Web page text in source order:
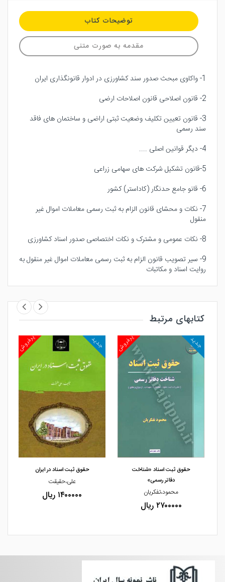
توضیحات کتاب
مقدمه به صورت متنی
1- واکاوی مبحث صدور سند کشاورزی در ادوار قانونگذاری ایران
2- قانون اصلاحی قانون اصلاحات ارضی
3- قانون تعیین تکلیف وضعیت ثبتی اراضی و ساختمان های فاقد
سند رسمی
4- دیگر قوانین اصلی ....
5-قانون تشکیل شرکت های سهامی زراعی
6- قانو جامع حدنگار (کاداستر) کشور
7- نکات و محشای قانون الزام به ثبت رسمی معاملات اموال غیر
منقول
8- نکات عمومی و مشترک و نکات اختصاصی صدور اسناد کشاورزی
9- سیر تصویب قانون الزام به ثبت رسمی معاملات اموال غیر منقول به
روایت اسناد و مکاتبات
کتابهای مرتبط
مشاهده و خرید
پرفروش جدید
مشاهده و خرید
حقوق ثبت اسناد «شناخت
دفاتر رسمی»
محمود،تفکریان
۲۷۰۰۰۰۰ ریال
پرفروش جدید
حقوق ثبت اسناد در ایران
علی،حقیقت
۱۴۰۰۰۰۰ ریال